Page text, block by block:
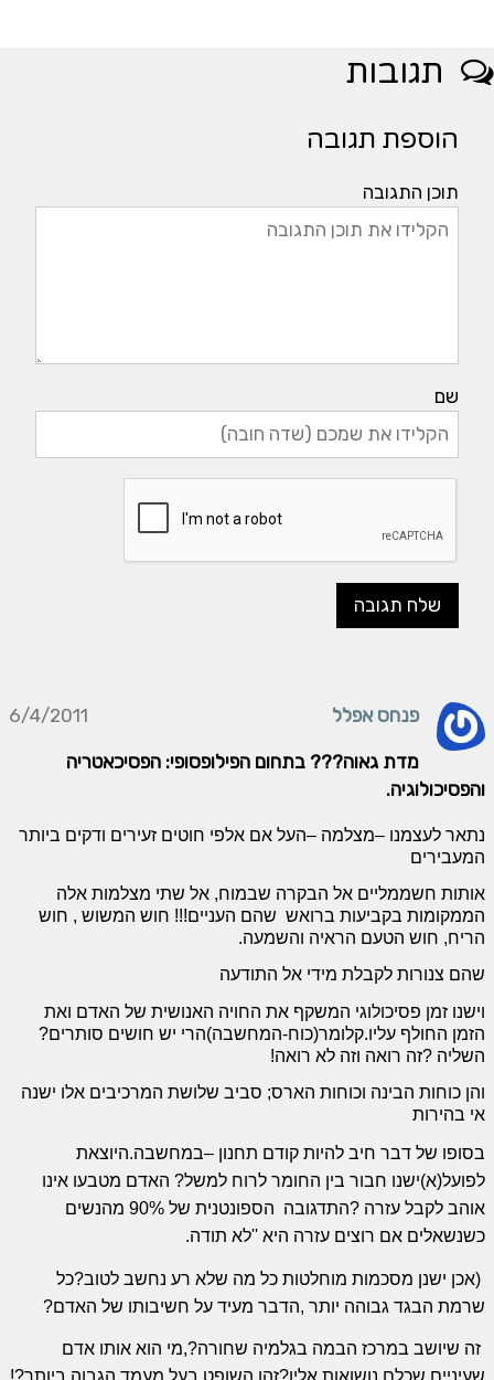
תגובות
הוספת תגובה
תוכן התגובה
שם
פנחס אפלל 6/4/2011
מדת גאוה??? בתחום הפילופסופי: הפסיכאטריה
והפסיכולוגיה.
נתאר לעצמנו –מצלמה –העל אם אלפי חוטים זעירים ודקים ביותר
המעבירים
אותות חשממליים אל הבקרה שבמוח, אל שתי מצלמות אלה
הממקומות בקביעות ברואש שהם העניים!!! חוש המשוש , חוש
הריח, חוש הטעם הראיה והשמעה.
שהם צנורות לקבלת מידי אל התודעה
וישנו זמן פסיכולוגי המשקף את החויה האנושית של האדם ואת
הזמן החולף עליו.קלומר(כוח-המחשבה)הרי יש חושים סותרים?
השליה ?זה רואה וזה לא רואה!
והן כוחות הבינה וכוחות הארס; סביב שלושת המרכיבים אלו ישנה
אי בהירות
בסופו של דבר חיב להיות קודם תחנון –במחשבה.היוצאת
לפועל(א)ישנו חבור בין החומר לרוח למשל? האדם מטבעו אינו
אוהב לקבל עזרה ?התדגובה
הספונטנית של 90% מהנשים
כשנשאלים אם רוצים עזרה היא ''לא תודה.
(אכן ישנן מסכמות מוחלטות כל מה שלא רע נחשב לטוב?כל
שרמת הבגד גבוהה יותר ,הדבר מעיד על חשיבותו של האדם?
זה שיושב במרכז הבמה בגלמיה שחורה?,מי הוא אותו אדם
שעיניים שכלם נושואות אליו?זהו השופט,בעל מעמד הגבוה ביותר?!